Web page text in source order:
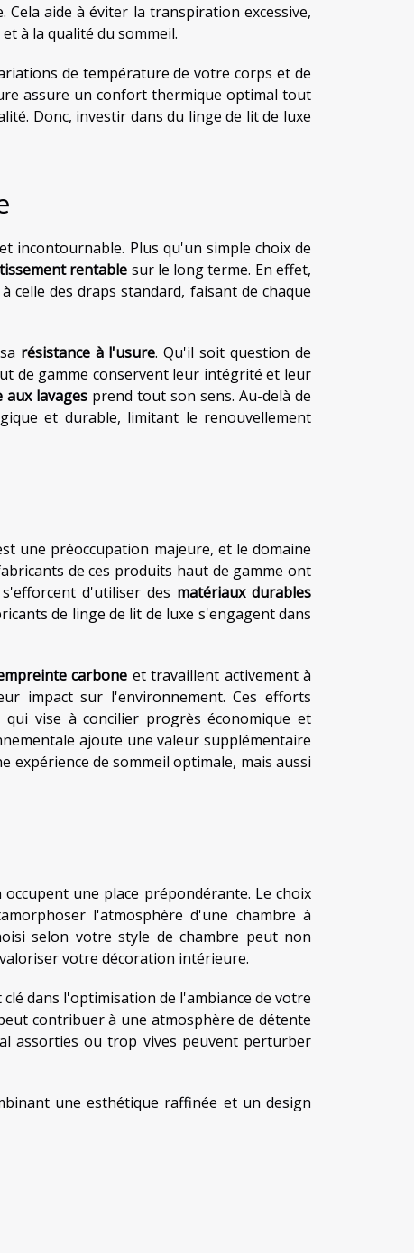
aide à éviter la transpiration excessive,
à la qualité du sommeil.
de température de votre corps et de
assure un confort thermique optimal tout
Donc, investir dans du linge de lit de luxe
incontournable. Plus qu'un simple choix de
rentable sur le long terme. En effet,
celle des draps standard, faisant de chaque
résistance à l'usure. Qu'il soit question de
de gamme conservent leur intégrité et leur
aux lavages prend tout son sens. Au-delà de
et durable, limitant le renouvellement
une préoccupation majeure, et le domaine
de ces produits haut de gamme ont
d'utiliser des matériaux durables
de linge de lit de luxe s'engagent dans
carbone et travaillent activement à
impact sur l'environnement. Ces efforts
qui vise à concilier progrès économique et
ajoute une valeur supplémentaire
expérience de sommeil optimale, mais aussi
une place prépondérante. Le choix
l'atmosphère d'une chambre à
selon votre style de chambre peut non
votre décoration intérieure.
dans l'optimisation de l'ambiance de votre
contribuer à une atmosphère de détente
assorties ou trop vives peuvent perturber
une esthétique raffinée et un design